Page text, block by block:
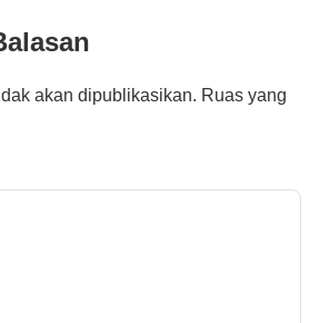
akan dipublikasikan. Ruas yang